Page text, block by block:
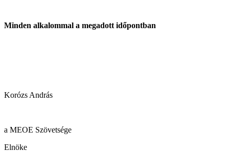
Minden alkalommal a megadott időpontban
Korózs András
a MEOE Szövetsége
Elnöke